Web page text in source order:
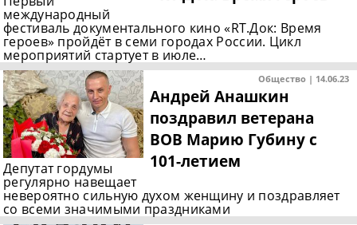
международный
фестиваль документального кино «RT.Док: Время
героев» пройдёт в семи городах России. Цикл
мероприятий стартует в июле…
Общество | 14.06.23
Андрей Анашкин
поздравил ветерана
ВОВ Марию Губину с
101-летием
Депутат гордумы
регулярно навещает
невероятно сильную духом женщину и поздравляет
со всеми значимыми праздниками